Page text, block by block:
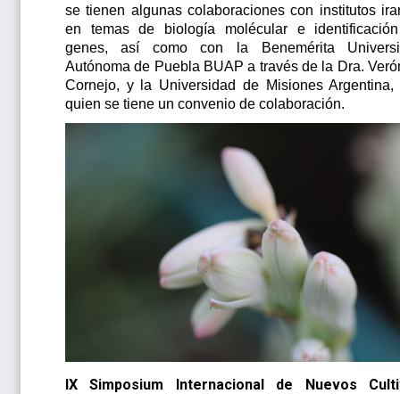
se tienen algunas colaboraciones con institutos
en temas de biología molécular e
genes, así como con la Benemérita
Autónoma de Puebla BUAP a través de la Dra.
Cornejo, y la Universidad de Misiones Argentina,
quien se tiene un convenio de colaboración.
IX Simposium Internacional de Nuevos